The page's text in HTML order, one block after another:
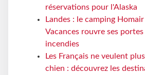
réservations pour l'Alaska
Landes : le camping
Vacances rouvre ses portes
incendies
Les Français ne veulent
chien : découvrez les